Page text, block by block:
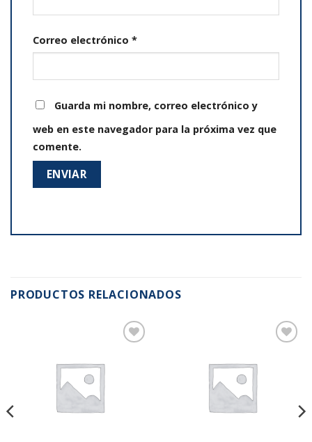
Correo electrónico *
Guarda mi nombre, correo electrónico y
web en este navegador para la próxima vez que
comente.
PRODUCTOS RELACIONADOS